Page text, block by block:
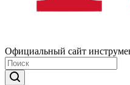
Официальный сайт